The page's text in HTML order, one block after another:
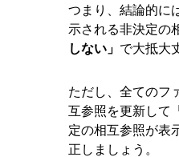
つまり、結論的に
示される非決定の
しない」 で大抵大
ただし、全てのフ
互参照を更新して
定の相互参照が表
正しましょう。